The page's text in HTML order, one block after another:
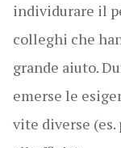
individurare il
colleghi che
grande aiuto.
emerse le
vite diverse